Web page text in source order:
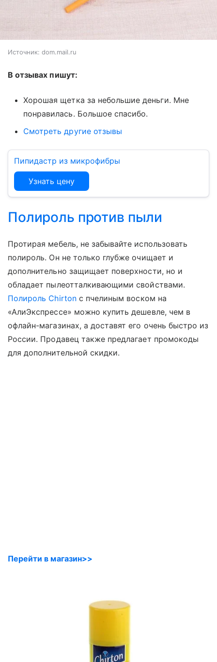
Источник: dom.mail.ru
В отзывах пишут:
Хорошая щетка за небольшие деньги. Мне
понравилась. Большое спасибо.
Смотреть другие отзывы
Пипидастр из микрофибры
Узнать цену
Полироль против пыли
Протирая мебель, не забывайте использовать
полироль. Он не только глубже очищает и
дополнительно защищает поверхности, но и
обладает пылеотталкивающими свойствами.
Полироль Chirtonс пчелиным воском на
«АлиЭкспрессе» можно купить дешевле, чем в
офлайн-магазинах, а доставят его очень быстро из
России. Продавец также предлагает промокоды
для дополнительной скидки.
Перейти в магазин>>